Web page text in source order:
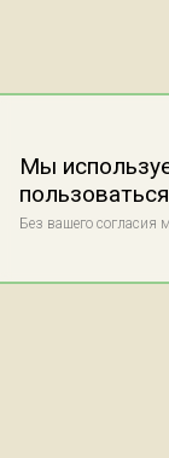
Мы
Без вашего